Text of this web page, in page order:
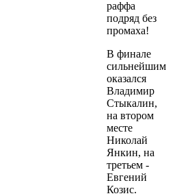
раффа
подряд без
промаха!
В финале
сильнейшим
оказался
Владимир
Стыкалин,
на втором
месте
Николай
Янкин, на
третьем -
Евгений
Козис.